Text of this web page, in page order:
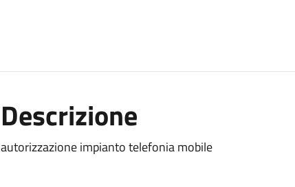
Descrizione
autorizzazione impianto telefonia mobile